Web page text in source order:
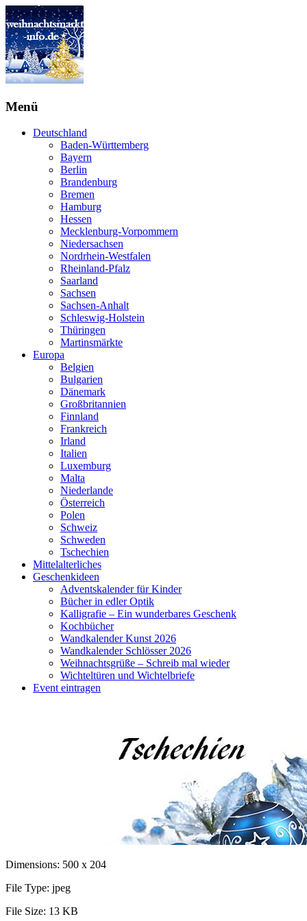
Menü
Deutschland
Baden-Württemberg
Bayern
Berlin
Brandenburg
Bremen
Hamburg
Hessen
Mecklenburg-Vorpommern
Niedersachsen
Nordrhein-Westfalen
Rheinland-Pfalz
Saarland
Sachsen
Sachsen-Anhalt
Schleswig-Holstein
Thüringen
Martinsmärkte
Europa
Belgien
Bulgarien
Dänemark
Großbritannien
Finnland
Frankreich
Irland
Italien
Luxemburg
Malta
Niederlande
Österreich
Polen
Schweiz
Schweden
Tschechien
Mittelalterliches
Geschenkideen
Adventskalender für Kinder
Bücher in edler Optik
Kalligrafie – Ein wunderbares Geschenk
Kochbücher
Wandkalender Kunst 2026
Wandkalender Schlösser 2026
Weihnachtsgrüße – Schreib mal wieder
Wichteltüren und Wichtelbriefe
Event eintragen
Dimensions: 500 x 204
File Type: jpeg
File Size: 13 KB